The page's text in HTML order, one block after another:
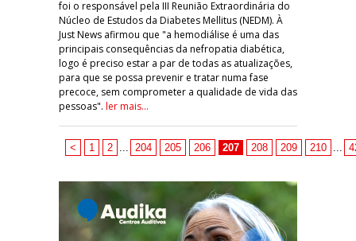
foi o responsável pela III Reunião Extraordinária do
Núcleo de Estudos da Diabetes Mellitus (NEDM). À
Just News afirmou que "a hemodiálise é uma das
principais consequências da nefropatia diabética,
logo é preciso estar a par de todas as atualizações,
para que se possa prevenir e tratar numa fase
precoce, sem comprometer a qualidade de vida das
pessoas". ler mais...
< 1 2 204 205 206 207 208 209 210